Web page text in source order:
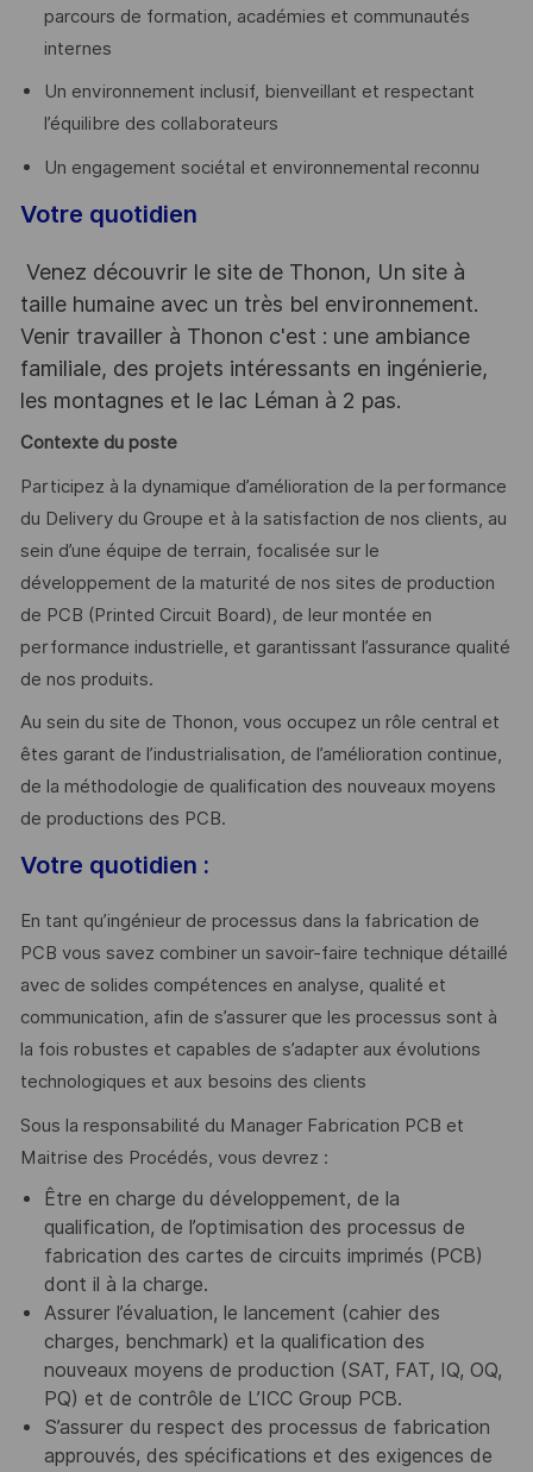
parcours de formation, académies et communautés
internes
Un environnement inclusif, bienveillant et respectant
l’équilibre des collaborateurs
Un engagement sociétal et environnemental reconnu
Votre quotidien
Venez découvrir le site de Thonon, Un site à
taille humaine avec un très bel environnement.
Venir travailler à Thonon c'est : une ambiance
familiale, des projets intéressants en ingénierie,
les montagnes et le lac Léman à 2 pas.
Contexte du poste
Participez à la dynamique d’amélioration de la performance
du Delivery du Groupe et à la satisfaction de nos clients, au
sein d’une équipe de terrain, focalisée sur le
développement de la maturité de nos sites de production
de PCB (Printed Circuit Board), de leur montée en
performance industrielle, et garantissant l’assurance qualité
de nos produits.
Au sein du site de Thonon, vous occupez un rôle central et
êtes garant de l’industrialisation, de l’amélioration continue,
de la méthodologie de qualification des nouveaux moyens
de productions des PCB.
Votre quotidien :
En tant qu’ingénieur de processus dans la fabrication de
PCB vous savez combiner un savoir-faire technique détaillé
avec de solides compétences en analyse, qualité et
communication, afin de s’assurer que les processus sont à
la fois robustes et capables de s’adapter aux évolutions
technologiques et aux besoins des clients
Sous la responsabilité du Manager Fabrication PCB et
Maitrise des Procédés, vous devrez :
Être en charge du développement, de la
qualification, de l’optimisation des processus de
fabrication des cartes de circuits imprimés (PCB)
dont il à la charge.
Assurer l’évaluation, le lancement (cahier des
charges, benchmark) et la qualification des
nouveaux moyens de production (SAT, FAT, IQ, OQ,
PQ) et de contrôle de L’ICC Group PCB.
S’assurer du respect des processus de fabrication
approuvés, des spécifications et des exigences de